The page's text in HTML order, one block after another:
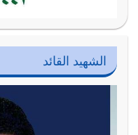
الشهيد القائد